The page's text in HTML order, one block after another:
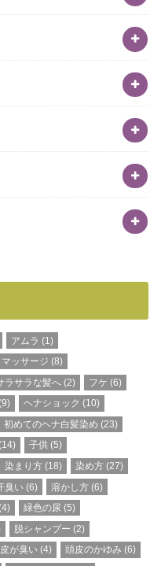
アムラ (1)
ッサージ (8)
ラサラな髪へ(2) フケ (6)
ヘナショック (10)
初めてのヘナ白髪染め (23)
子供(5)
染まり方(18) 染め方 (27)
臭い(6) 溶かし方 (6)
緑色の尿 (5)
脱シャンプー (2)
が臭い (4) 頭皮のかゆみ (6)